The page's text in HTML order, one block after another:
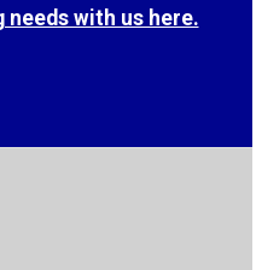
with us here.